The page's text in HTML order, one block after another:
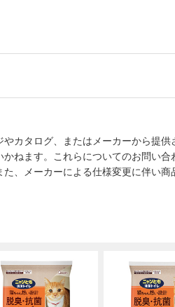
カタログ、またはメーカーから提供
ねます。これらについてのお問い合
、メーカーによる仕様変更に伴い商